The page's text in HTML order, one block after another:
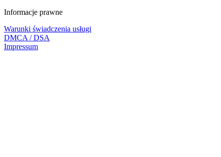
Informacje prawne
Warunki świadczenia usługi
DMCA / DSA
Impressum